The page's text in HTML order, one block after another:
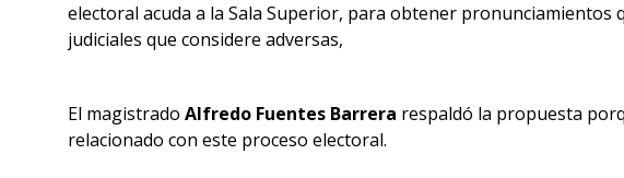
electoral acuda a la Sala Superior, para obtener pronunciamientos
judiciales que considere adversas,
El magistrado Alfredo Fuentes Barrera respaldó la propuesta
relacionado con este proceso electoral.